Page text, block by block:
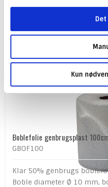
Det
Kun
Boblefolie genbrugsplast
GBOF100
Klar 50% genbrugs
Boble diameter Ø 10 mm,